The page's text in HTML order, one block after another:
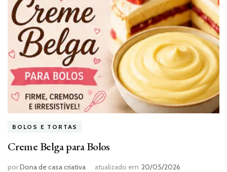
BOLOS E TORTAS
Creme Belga para Bolos
porDona de casa criativa atualizado em 20/05/2026